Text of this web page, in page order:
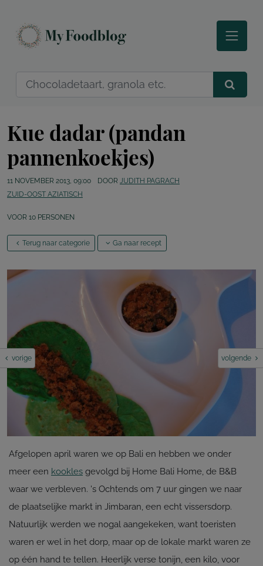
Kue dadar (pandan
pannenkoekjes)
11 NOVEMBER 2013, 09:00 DOOR JUDITH PAGRACH
ZUID-OOST AZIATISCH
VOOR 10 PERSONEN
Terug naar categorie Ga naar recept
vorige volgende
Afgelopen april waren we op Bali en hebben we onder
meer een kookles gevolgd bij Home Bali Home, de B&B
waar we verbleven. 's Ochtends om 7 uur gingen we naar
de plaatselijke markt in Jimbaran, een echt vissersdorp.
Natuurlijk werden we nogal aangekeken, want toeristen
waren er wel in het dorp, maar op de lokale markt waren ze
op één hand te tellen. Heerlijk verse tonijn, een kilo, voor